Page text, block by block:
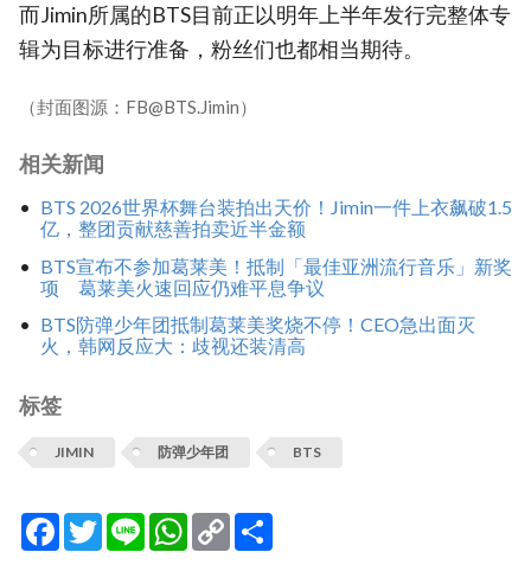
而Jimin所属的BTS目前正以明年上半年发行完整体专
辑为目标进行准备，粉丝们也都相当期待。
（封面图源：FB@BTS.Jimin）
相关新闻
BTS 2026世界杯舞台装拍出天价！Jimin一件上衣飙破1.5
亿，整团贡献慈善拍卖近半金额
BTS宣布不参加葛莱美！抵制「最佳亚洲流行音乐」新奖
项 葛莱美火速回应仍难平息争议
BTS防弹少年团抵制葛莱美奖烧不停！CEO急出面灭
火，韩网反应大：歧视还装清高
标签
JIMIN 防弹少年团 BTS
Facebook
TwitterLine WhatsApp
Copy
Link